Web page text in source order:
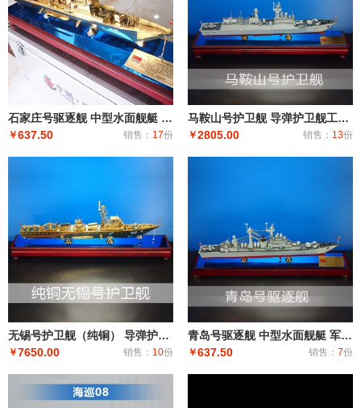
石家庄号驱逐舰 中型水面舰艇 军事海军舰艇模型 工艺船航模纪念摆件展览收藏品送
￥637.50 销售： 17份
马鞍山号护卫舰 导弹护卫舰工艺船航模纪念摆件展览收藏品送礼
￥2805.00 销售： 13份
无锡号护卫舰（纯铜） 导弹护卫舰工艺船航模纪念摆件展览收藏品送礼
￥7650.00 销售： 10份
青岛号驱逐舰 中型水面舰艇 军事海军舰艇模型 工艺船航模纪念摆件展览收藏品送
￥637.50 销售： 7份